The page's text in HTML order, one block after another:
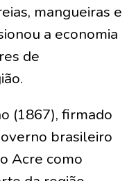
mangueiras e
a economia
de
(1867), firmado
brasileiro
Acre como